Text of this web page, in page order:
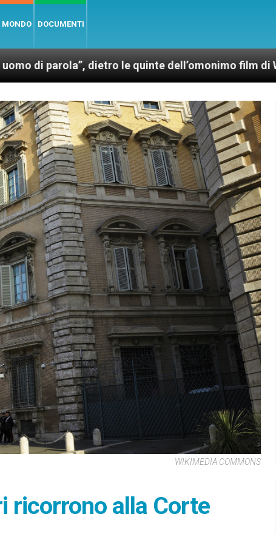
MONDO DOCUMENTI
dietro le quinte dell’omonimo film di Wim Wenders
WIKIMEDIA COMMONS
ricorrono alla Corte